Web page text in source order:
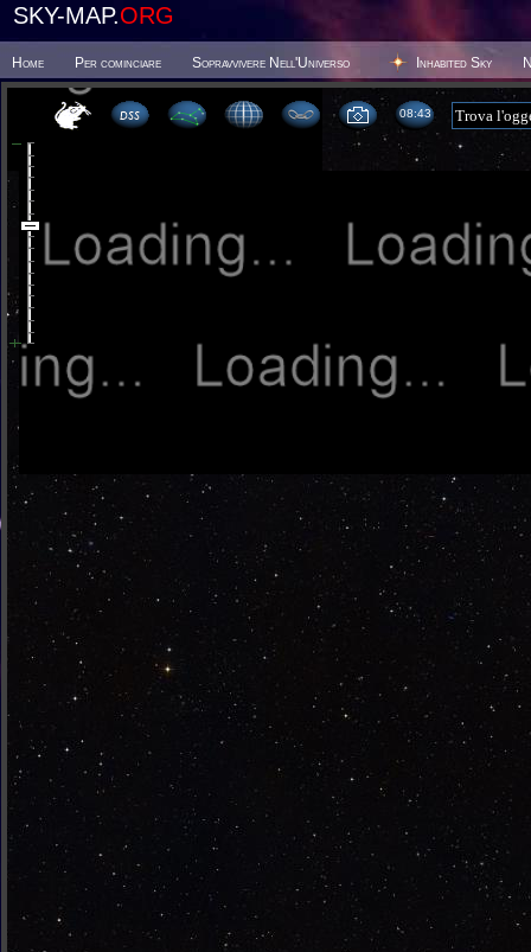
SKY-MAP.ORG
Home Per cominciare Sopravvivere Nell'Universo Inhabited Sky
08 43